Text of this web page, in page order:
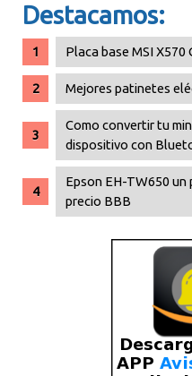
Destacamos:
Placa base MSI X570
Mejores patinetes
Como convertir tu
dispositivo con
Epson EH-TW650
precio BBB